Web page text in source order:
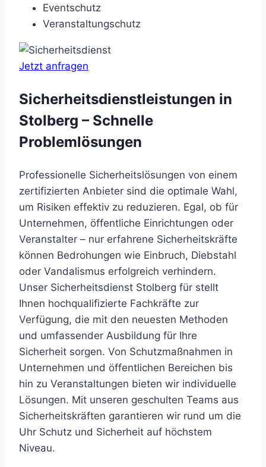
Eventschutz
Veranstaltungschutz
Jetzt anfragen
Sicherheitsdienstleistungen in
Stolberg – Schnelle
Problemlösungen
Professionelle Sicherheitslösungen von einem
zertifizierten Anbieter sind die optimale Wahl,
um Risiken effektiv zu reduzieren. Egal, ob für
Unternehmen, öffentliche Einrichtungen oder
Veranstalter – nur erfahrene Sicherheitskräfte
können Bedrohungen wie Einbruch, Diebstahl
oder Vandalismus erfolgreich verhindern.
Unser Sicherheitsdienst Stolberg für stellt
Ihnen hochqualifizierte Fachkräfte zur
Verfügung, die mit den neuesten Methoden
und umfassender Ausbildung für Ihre
Sicherheit sorgen. Von Schutzmaßnahmen in
Unternehmen und öffentlichen Bereichen bis
hin zu Veranstaltungen bieten wir individuelle
Lösungen. Mit unseren geschulten Teams aus
Sicherheitskräften garantieren wir rund um die
Uhr Schutz und Sicherheit auf höchstem
Niveau.